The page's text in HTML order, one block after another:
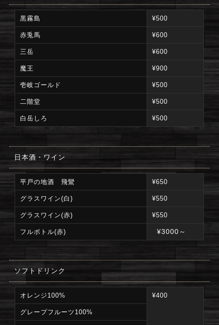
黒霧島 ¥500
赤兎馬 ¥600
三岳 ¥600
魔王 ¥900
壱岐ゴールド ¥500
二階堂 ¥500
白岳しろ ¥500
日本酒・ワイン
平戸の地酒 飛鸞 ¥650
グラスワイン(白) ¥550
グラスワイン(赤) ¥550
フルボトル(赤) ¥3000～
ソフトドリンク
オレンジ100% ¥400
グレープフルーツ100%